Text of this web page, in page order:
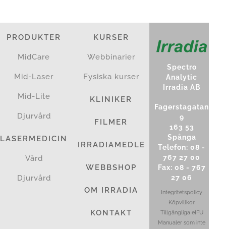
PRODUKTER
MidCare
Mid-Laser
Mid-Lite
Djurvård
LASERMEDICIN
Vård
Djurvård
KURSER
Webbinarier
Fysiska kurser
KLINIKER
FILMER
IRRADIAMEDLEM
WEBBSHOP
OM IRRADIA
KONTAKT
Spectro
Analytic
Irradia AB
Fagerstagatan
9
163 53
Spånga
Telefon: 08 -
767 27 00
Fax: 08 - 767
27 06
Integritetspolicy
Köpvillkor
Tillgängliga eIFU
Manualer som inte